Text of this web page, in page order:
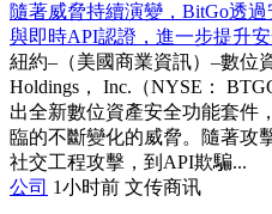
隨著威脅持續演變，BitGo透
與即時API認證，進一步提升
紐約–（美國商業資訊）–數位
Holdings， Inc.（NYSE：
出全新數位資產安全功能套件
臨的不斷變化的威脅。隨著攻
社交工程攻擊，到API欺騙...
公司 1小时前 文传商讯